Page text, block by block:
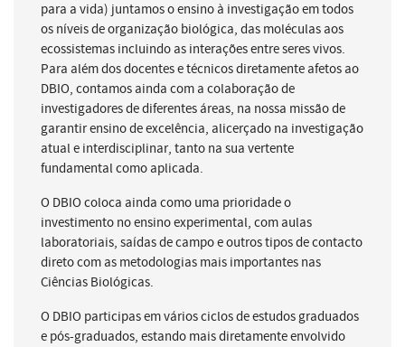
para a vida) juntamos o ensino à investigação em todos
os níveis de organização biológica, das moléculas aos
ecossistemas incluindo as interações entre seres vivos.
Para além dos docentes e técnicos diretamente afetos ao
DBIO, contamos ainda com a colaboração de
investigadores de diferentes áreas, na nossa missão de
garantir ensino de excelência, alicerçado na investigação
atual e interdisciplinar, tanto na sua vertente
fundamental como aplicada.
O DBIO coloca ainda como uma prioridade o
investimento no ensino experimental, com aulas
laboratoriais, saídas de campo e outros tipos de contacto
direto com as metodologias mais importantes nas
Ciências Biológicas.
O DBIO participas em vários ciclos de estudos graduados
e pós-graduados, estando mais diretamente envolvido